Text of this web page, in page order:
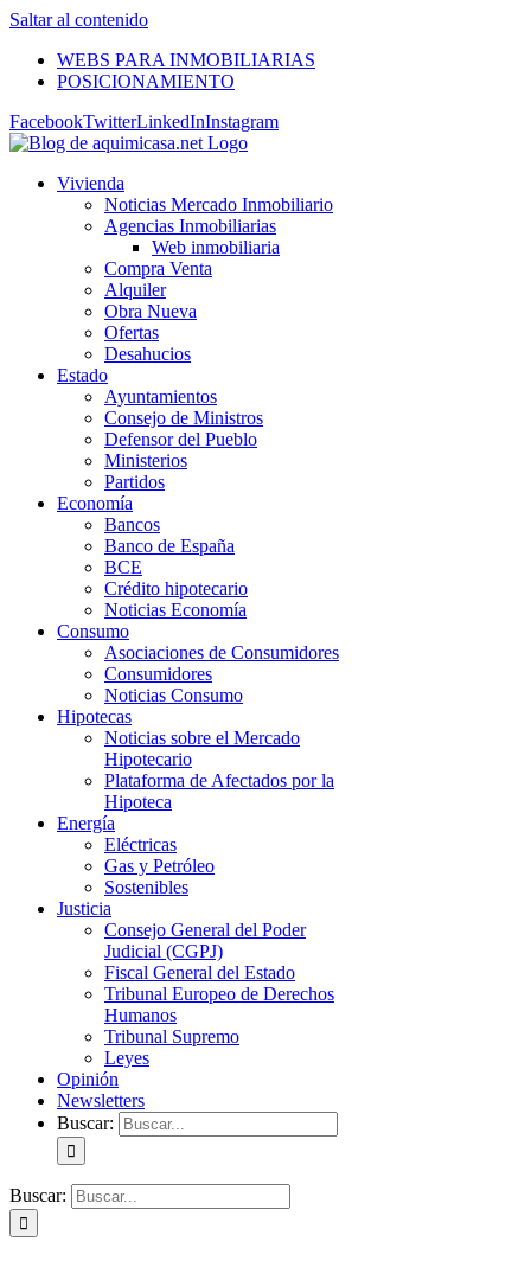
Saltar al contenido
WEBS PARA INMOBILIARIAS
POSICIONAMIENTO
FacebookTwitterLinkedInInstagram
Vivienda
Noticias Mercado Inmobiliario
Agencias Inmobiliarias
Web inmobiliaria
Compra Venta
Alquiler
Obra Nueva
Ofertas
Desahucios
Estado
Ayuntamientos
Consejo de Ministros
Defensor del Pueblo
Ministerios
Partidos
Economía
Bancos
Banco de España
BCE
Crédito hipotecario
Noticias Economía
Consumo
Asociaciones de Consumidores
Consumidores
Noticias Consumo
Hipotecas
Noticias sobre el Mercado
Hipotecario
Plataforma de Afectados por la
Hipoteca
Energía
Eléctricas
Gas y Petróleo
Sostenibles
Justicia
Consejo General del Poder
Judicial (CGPJ)
Fiscal General del Estado
Tribunal Europeo de Derechos
Humanos
Tribunal Supremo
Leyes
Opinión
Newsletters
Buscar:
Buscar: